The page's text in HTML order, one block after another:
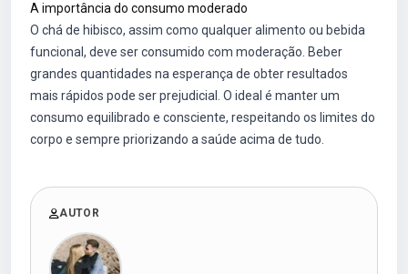
A importância do consumo moderado
O chá de hibisco, assim como qualquer alimento ou bebida
funcional, deve ser consumido com moderação. Beber
grandes quantidades na esperança de obter resultados
mais rápidos pode ser prejudicial. O ideal é manter um
consumo equilibrado e consciente, respeitando os limites do
corpo e sempre priorizando a saúde acima de tudo.
AUTOR